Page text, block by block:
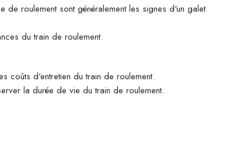
roulement sont généralement les signes d'un galet
du train de roulement.
coûts d'entretien du train de roulement.
la durée de vie du train de roulement.